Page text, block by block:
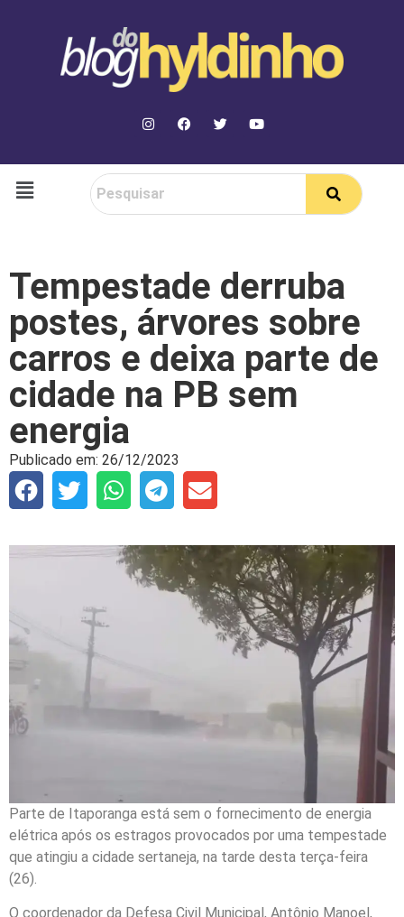
Tempestade derruba
postes, árvores sobre
carros e deixa parte de
cidade na PB sem
energia
Publicado em: 26/12/2023
Parte de Itaporanga está sem o fornecimento de energia
elétrica após os estragos provocados por uma tempestade
que atingiu a cidade sertaneja, na tarde desta terça-feira
(26).
O coordenador da Defesa Civil Municipal, Antônio Manoel,